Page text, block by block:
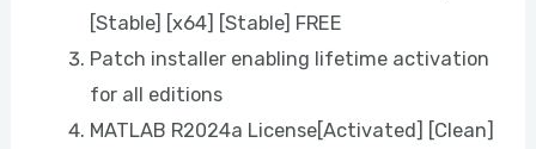
[Stable] [x64] [Stable] FREE
Patch installer enabling lifetime activation
for all editions
MATLAB R2024a License[Activated] [Clean]